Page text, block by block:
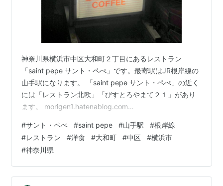
神奈川県横浜市中区大和町２丁目にあるレストラン
「saint pepe サント・ペぺ」です。最寄駅はJR根岸線の
山手駅になります。 「saint pepe サント・ペぺ」の近く
には「レストラン北欧」「びすとろやまて２１」があり
ます。 morigen1.hatenablog.com
へは夕食を食べに行きました。「saint pepe サント・ペ
ぺ」は地下にあり、歩いて階段を下りました。お店の入
口の扉を開けて店内に入ると先客は1組だけでした。
saint pepe サント・ペぺ 外観 saint pepe サント・…
#サント・ペぺ #saint pepe #山手駅 #根岸線
#レストラン #洋食 #大和町 #中区 #横浜市
#神奈川県